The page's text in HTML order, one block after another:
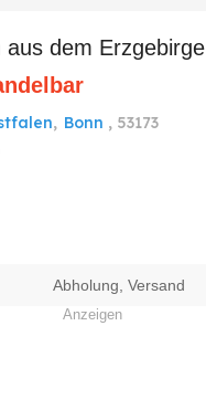
aus dem Erzgebirge
, Bonn , 53173
Abholung, Versand
Anzeigen